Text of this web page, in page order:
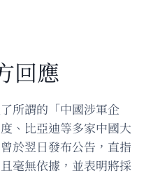
回應
所謂的「中國涉軍企
、比亞迪等多家中國大
於翌日發布公告，直指
毫無依據，並表明將採